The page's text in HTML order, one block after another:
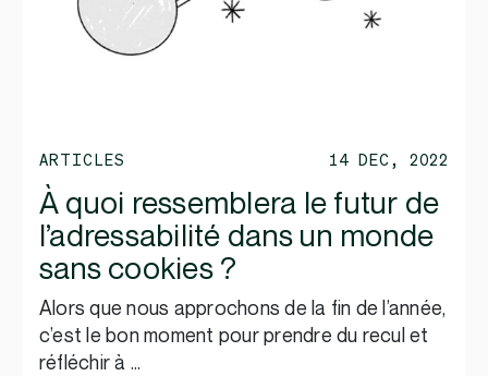
ARTICLES 14 DEC, 2022
À quoi ressemblera le futur de
l’adressabilité dans un monde
sans cookies ?
Alors que nous approchons de la fin de l’année,
c’est le bon moment pour prendre du recul et
réfléchir à …